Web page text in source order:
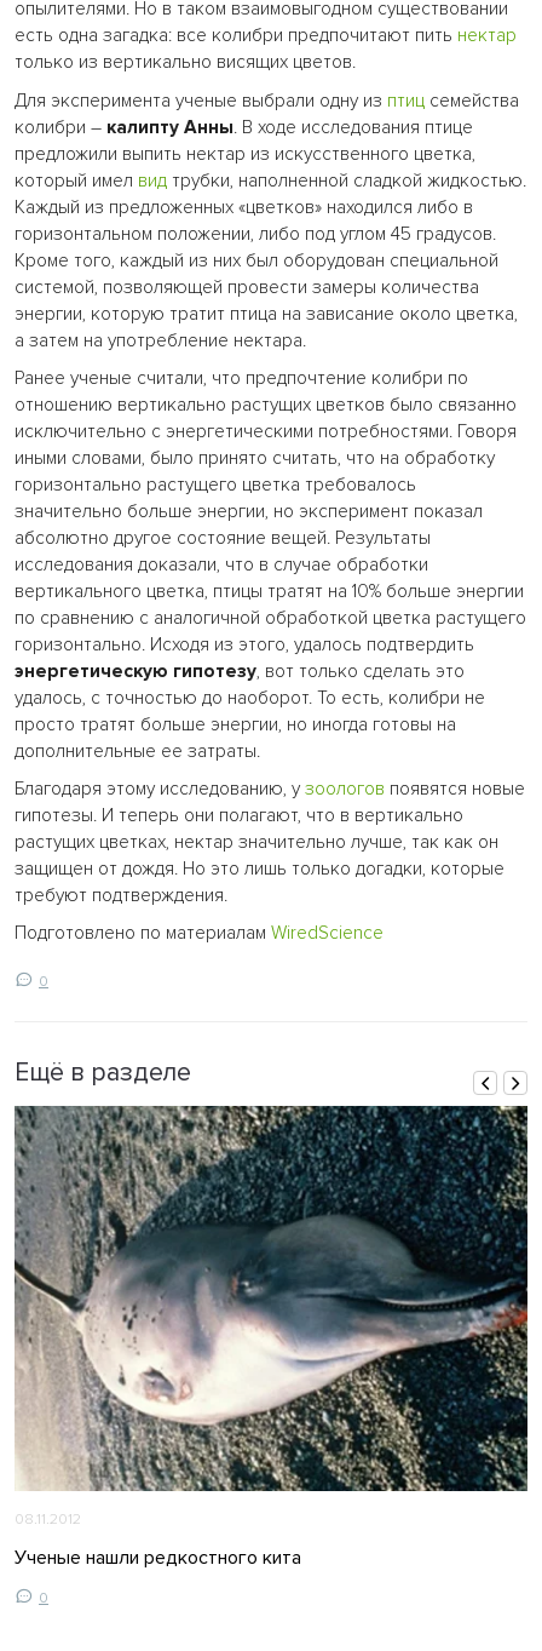
опылителями. Но в таком взаимовыгодном существовании
есть одна загадка: все колибри предпочитают пить нектар
только из вертикально висящих цветов.
Для эксперимента ученые выбрали одну из птиц семейства
колибри – калипту Анны. В ходе исследования птице
предложили выпить нектар из искусственного цветка,
который имел вид трубки, наполненной сладкой жидкостью.
Каждый из предложенных «цветков» находился либо в
горизонтальном положении, либо под углом 45 градусов.
Кроме того, каждый из них был оборудован специальной
системой, позволяющей провести замеры количества
энергии, которую тратит птица на зависание около цветка,
а затем на употребление нектара.
Ранее ученые считали, что предпочтение колибри по
отношению вертикально растущих цветков было связанно
исключительно с энергетическими потребностями. Говоря
иными словами, было принято считать, что на обработку
горизонтально растущего цветка требовалось
значительно больше энергии, но эксперимент показал
абсолютно другое состояние вещей. Результаты
исследования доказали, что в случае обработки
вертикального цветка, птицы тратят на 10% больше энергии
по сравнению с аналогичной обработкой цветка растущего
горизонтально. Исходя из этого, удалось подтвердить
энергетическую гипотезу, вот только сделать это
удалось, с точностью до наоборот. То есть, колибри не
просто тратят больше энергии, но иногда готовы на
дополнительные ее затраты.
Благодаря этому исследованию, узоологов появятся новые
гипотезы. И теперь они полагают, что в вертикально
растущих цветках, нектар значительно лучше, так как он
защищен от дождя. Но это лишь только догадки, которые
требуют подтверждения.
Подготовлено по материалам WiredScience
0
Ещё в разделе
08.11.2012
Ученые нашли редкостного кита
0